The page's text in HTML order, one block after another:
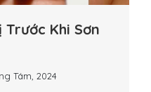
Trước Khi Sơn
Tám, 2024